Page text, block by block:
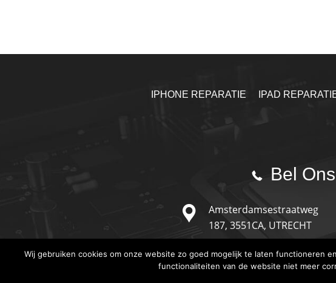
IPHONE REPARATIE IPAD
Bel
Amsterdamsestraatweg
187, 3551CA, UTRECHT
© 2019
Wij gebruiken cookies om onze website zo goed mogelijk te laten functioneren
functionaliteiten van de website niet meer